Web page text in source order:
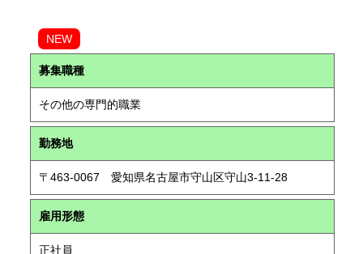
NEW
募集職種
その他の専門的職業
勤務地
〒463-0067 愛知県名古屋市守山区守山3-11-28
雇用形態
正社員